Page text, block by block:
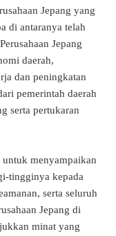
Jepang yang
di antaranya telah
Jepang
daerah,
dan peningkatan
pemerintah daerah
serta pertukaran
untuk menyampaikan
tingginya kepada
serta seluruh
Jepang di
minat yang